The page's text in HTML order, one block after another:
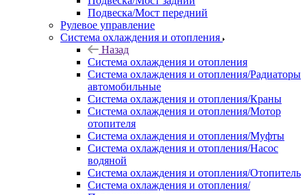
Подвеска/Мост передний
Рулевое управление
Система охлаждения и отопления
Назад
Система охлаждения и отопления
Система охлаждения и отопления/Радиаторы
автомобильные
Система охлаждения и отопления/Краны
Система охлаждения и отопления/Мотор
отопителя
Система охлаждения и отопления/Муфты
Система охлаждения и отопления/Насос
водяной
Система охлаждения и отопления/Отопитель
Система охлаждения и отопления/